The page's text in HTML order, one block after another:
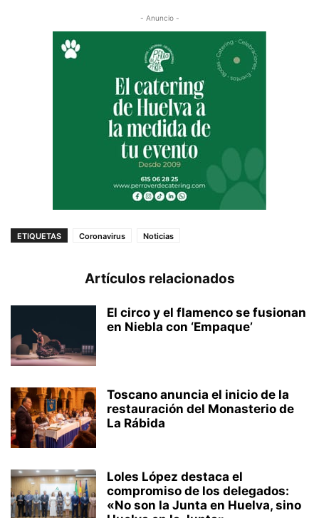
- Anuncio -
ETIQUETAS Coronavirus Noticias
Artículos relacionados
El circo y el flamenco se fusionan
en Niebla con ‘Empaque’
Toscano anuncia el inicio de la
restauración del Monasterio de
La Rábida
Loles López destaca el
compromiso de los delegados:
«No son la Junta en Huelva, sino